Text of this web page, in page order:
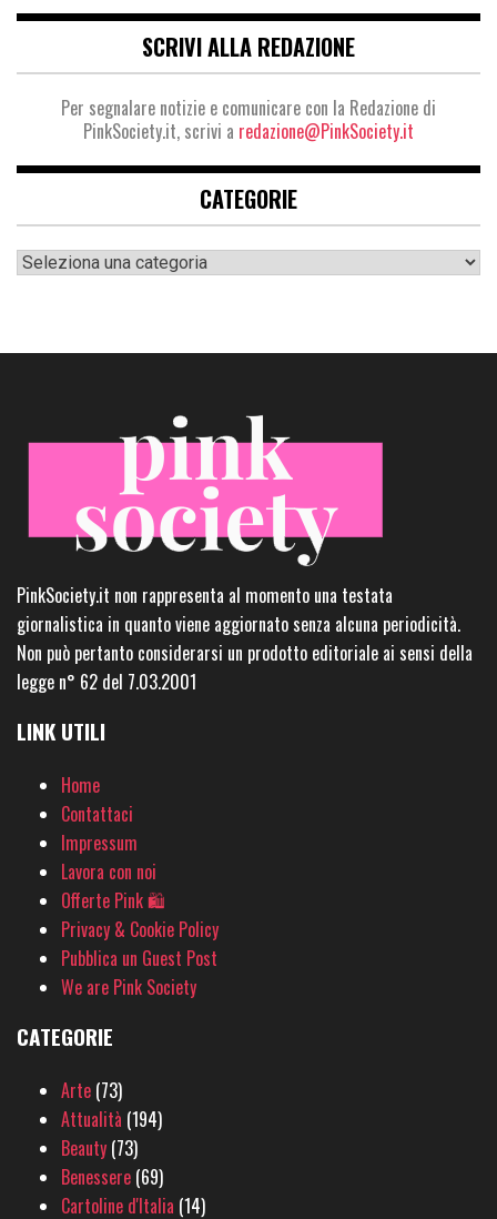
SCRIVI ALLA REDAZIONE
Per segnalare notizie e comunicare con la Redazione di
PinkSociety.it, scrivi a redazione@PinkSociety.it
CATEGORIE
Categorie
PinkSociety.it non rappresenta al momento una testata
giornalistica in quanto viene aggiornato senza alcuna periodicità.
Non può pertanto considerarsi un prodotto editoriale ai sensi della
legge n° 62 del 7.03.2001
LINK UTILI
Home
Contattaci
Impressum
Lavora con noi
Offerte Pink 🛍
Privacy & Cookie Policy
Pubblica un Guest Post
We are Pink Society
CATEGORIE
Arte (73)
Attualità (194)
Beauty (73)
Benessere (69)
Cartoline d'Italia (14)